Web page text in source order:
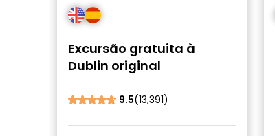
Excursão gratuita à
Dublin original
9.5(13,391)